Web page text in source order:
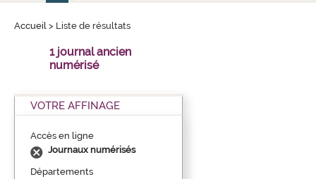
Accueil > Liste de résultats
1 journal ancien
numérisé
VOTRE AFFINAGE
Accès en ligne
Journaux numérisés
Départements